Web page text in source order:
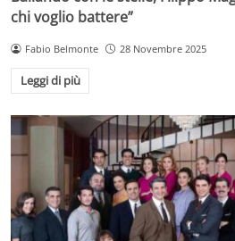
chi voglio battere”
Fabio Belmonte 28 Novembre 2025
Leggi di più